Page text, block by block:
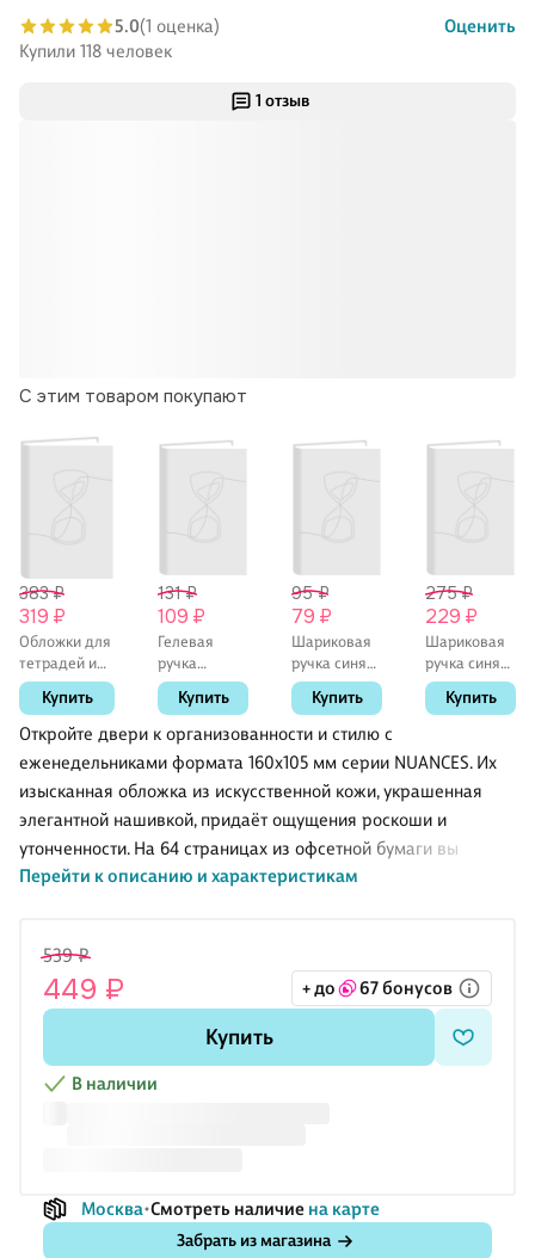
1 отзыв
Откройте двери к организованности и стилю с
еженедельниками формата 160х105 мм серии NUANCES. Их
изысканная обложка из искусственной кожи, украшенная
элегантной нашивкой, придаёт ощущения роскоши и
утонченности. На 64 страницах из офсетной бумаги вы
сможете найти гармонию между планами и мечтами. Ляссе,
обаяние. Каждый новый день в этом еженедельнике
становится шагом к осуществлению задуманного, благодаря
вниманию к деталям и элегантному дизайну. Позвольте себе
наслаждаться мгновениями управления временем в
стильном и вдохновляющем формате!
Перейти к описанию и характеристикам
С этим товаром покупают
383 ₽
319 ₽
Обложки для
тетрадей и
дневников,
100 мкм,
209х350 мм,
Топ-Спин, 10
штук
Купить
131 ₽
109 ₽
Гелевая
ручка
черная 0,5
мм, Square,
Schiller, в
ассортименте
Купить
95 ₽
79 ₽
Шариковая
ручка синяя
автоматическая
0,5 мм, Dark
Matte,
ассортименте
Купить
275 ₽
229 ₽
Шариковая
ручка синяя
0,7 мм,
Купить
5.0(1 оценка)
Оценить
Купили 118 человек
539 ₽
449 ₽ + до 67 бонусов
Купить
В наличии
Москва Смотреть наличие на карте
Забрать из магазина